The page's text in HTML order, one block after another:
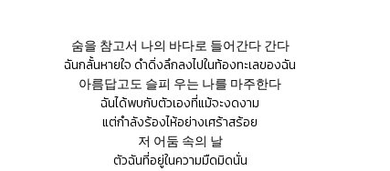
숨을 참고서 나의 바다로 들어간다 간다
ฉันกลั้นหายใจ ดำดิ่งลึกลงไปในท้องทะเลของฉัน
아름답고도 슬피 우는 나를 마주한다
ฉันได้พบกับตัวเองที่แม้จะงดงาม
แต่กำลังร้องไห้อย่างเศร้าสร้อย
저 어둠 속의 날
ตัวฉันที่อยู่ในความมืดมิดนั่น